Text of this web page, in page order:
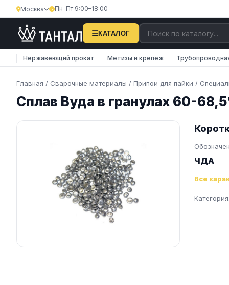
Москва Пн–Пт 9:00–18:00
КАТАЛОГ
Нержавеющий прокат Метизы и крепеж
Главная / Сварочные материалы / Припои для пайки /
Сплав Вуда в гранулах 60-
ЧДА
Все
Категория:
×
Затрудняетесь с поиском?
Наши менеджеры оперативно подберут вам
необходимую продукцию. Закажите обратную
Телефон E-mail
ОТПРАВИТЬ
Нажимая на кнопку, вы соглашаетесь на
персональных данных